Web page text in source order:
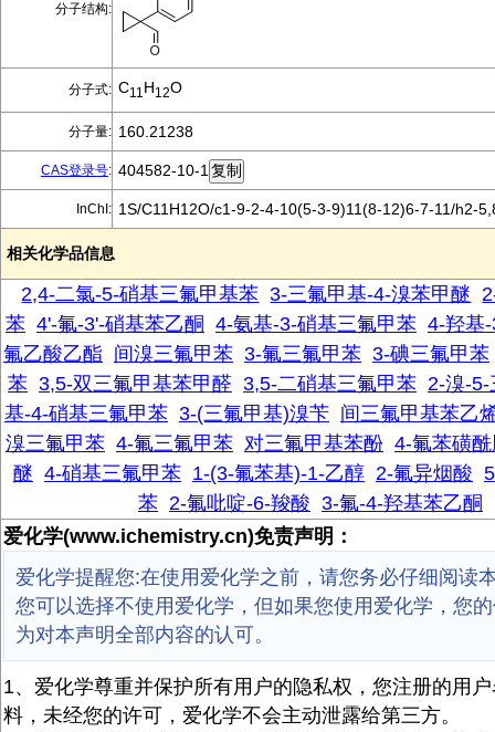
分子结构:
分子式: C11 H12O
分子量: 160.21238
CAS登录号: 404582-10-1
InChI: 1S/C11H12O/c1-9-2-4-10(5-3-9)11(8-12)6-7-11/h2-
相关化学品信息
2,4-二氯-5-硝基三氟甲基苯 3-三氟甲基-4-溴苯甲醚
苯 4'-氟-3'-硝基苯乙酮 4-氨基-3-硝基三氟甲苯 4-羟基
氟乙酸乙酯 间溴三氟甲苯 3-氟三氟甲苯 3-碘三氟甲苯
苯 3,5-双三氟甲基苯甲醛 3,5-二硝基三氟甲苯 2-溴-5-
基-4-硝基三氟甲苯 3-(三氟甲基)溴苄 间三氟甲基苯乙
溴三氟甲苯 4-氟三氟甲苯 对三氟甲基苯酚 4-氟苯磺
醚 4-硝基三氟甲苯 1-(3-氟苯基)-1-乙醇 2-氟异烟酸
苯 2-氟吡啶-6-羧酸 3-氟-4-羟基苯乙酮
爱化学(www.ichemistry.cn)免责声明：
爱化学提醒您:在使用爱化学之前，请您务必仔细阅读
您可以选择不使用爱化学，但如果您使用爱化学，您
为对本声明全部内容的认可。
1、爱化学尊重并保护所有用户的隐私权，您注册的用
料，未经您的许可，爱化学不会主动泄露给第三方。